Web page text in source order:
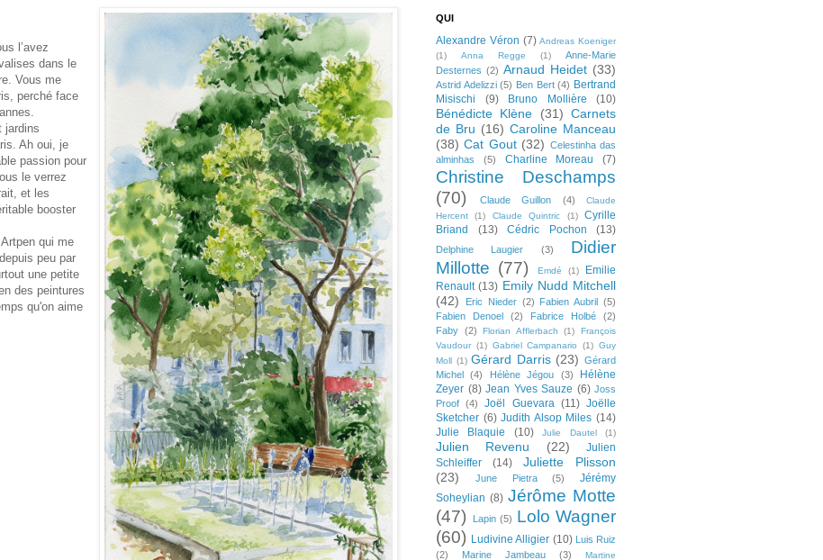
l’avez
dans le
Vous me
perché face
jardins
Ah oui, je
passion pour
le verrez
et les
booster
qui me
peu par
une petite
des peintures
qu'on aime
QUI
Alexandre Véron (7) Andreas Koeniger
(1)
Anna Regge (1)
Anne-Marie
Desternes (2) Arnaud Heidet (33)
Astrid Adelizzi (5) Ben Bert (4) Bertrand
Misischi
(9) Bruno Mollière (10)
Bénédicte Klène (31) Carnets
de Bru (16) Caroline Manceau
(38) Cat Gout (32) Celestinha das
alminhas
(5) Charline Moreau (7)
Christine Deschamps
(70)
Claude Guillon (4)
Claude
Hercent
(1) Claude Quintric (1)
Cyrille
Briand
(13) Cédric Pochon (13)
Delphine Laugier (3)
Didier
Millotte (77) Emdé (1)
Emilie
Renault (13) Emily Nudd Mitchell
(42)
Eric Nieder (2) Fabien Aubril (5)
Fabien Denoel
(2) Fabrice Holbé
(2)
Faby (2) Florian Afflerbach (1)
François
Vaudour (1) Gabriel Campanario (1) Guy
Moll (1) Gérard Darris (23) Gérard
Michel
(4) Hélène Jégou (3)
Hélène
Zeyer (8) Jean Yves Sauze (6) Joss
Proof
(4) Joël Guevara (11) Joëlle
Sketcher (6) Judith Alsop Miles (14)
Julie Blaquie
(10) Julie Dautel (1)
Julien Revenu (22)
Julien
Schleiffer
(14)
Juliette Plisson
(23)
June Pietra (5)
Jérémy
Soheylian (8) Jérôme Motte
(47)
Lapin (5) Lolo Wagner
(60) Ludivine Alligier (10) Luis Ruiz
(2)
Marine Jambeau (3) Martine